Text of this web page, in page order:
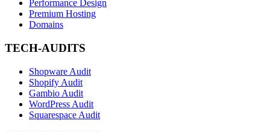
Performance Design
Premium Hosting
Domains
TECH-AUDITS
Shopware Audit
Shopify Audit
Gambio Audit
WordPress Audit
Squarespace Audit